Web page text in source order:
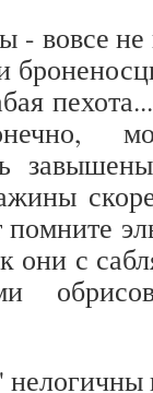
вовсе не
помните
они с